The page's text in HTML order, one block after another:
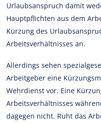
Urlaubsanspruch damit
Hauptpflichten aus dem
Kürzung des
Arbeitsverhältnisses an.
Allerdings sehen
Arbeitgeber eine
Wehrdienst vor. Eine
Arbeitsverhältnisses
dagegen nicht. Ruht das